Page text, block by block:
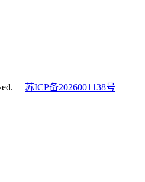
苏ICP备2026001138号